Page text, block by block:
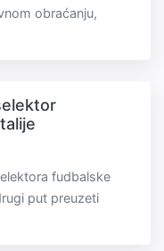
obraćanju,
fudbalske
put preuzeti